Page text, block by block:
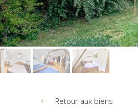
Retour aux biens